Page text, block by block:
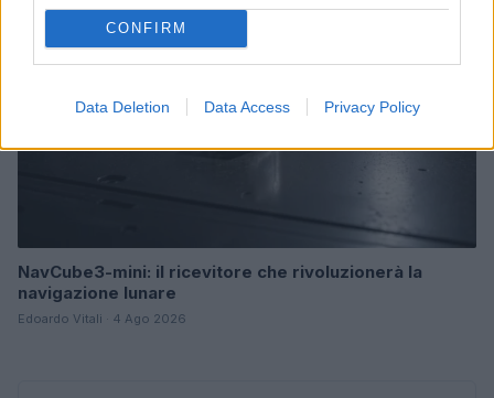
CONFIRM
Data Deletion Data Access Privacy Policy
NavCube3-mini: il ricevitore che rivoluzionerà la
navigazione lunare
Edoardo Vitali · 4 Ago 2026